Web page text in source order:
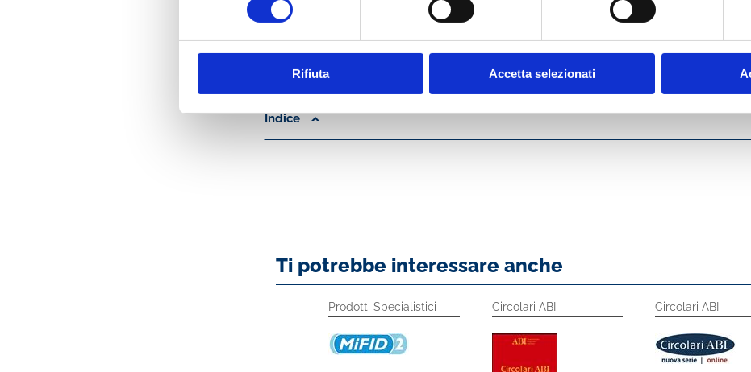
Rifiuta Accetta selezionati
Le immagini che arricchiscono queste pagine raccontano il meraviglioso patrimonio
valorizza. Questa partnership non è solo un omaggio alla bellezza e alla tradizione del
Indice
Ti potrebbe interessare anche
Circolari ABI
Circolari ABI
Prodotti Specialistici